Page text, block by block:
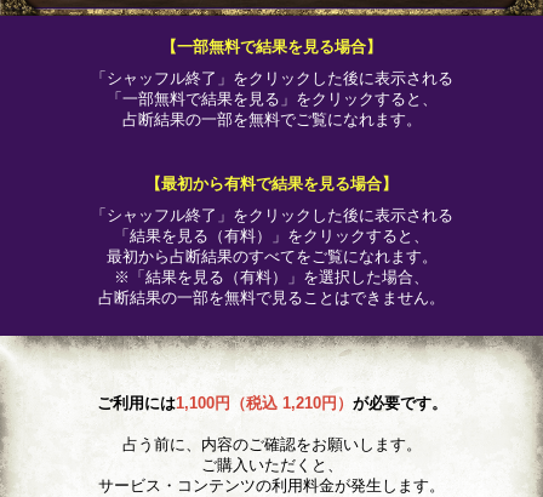
【一部無料で結果を見る場合】
「シャッフル終了」をクリックした後に表示される
「一部無料で結果を見る」をクリックすると、
占断結果の一部を無料でご覧になれます。
【最初から有料で結果を見る場合】
「シャッフル終了」をクリックした後に表示される
「結果を見る（有料）」をクリックすると、
最初から占断結果のすべてをご覧になれます。
※「結果を見る（有料）」を選択した場合、
占断結果の一部を無料で見ることはできません。
ご利用には1,100円（税込 1,210円） が必要です。
占う前に、内容のご確認をお願いします。
ご購入いただくと、
サービス・コンテンツの利用料金が発生します。